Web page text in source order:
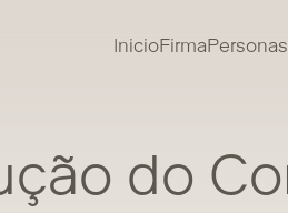
InicioFirmaPersonas
do